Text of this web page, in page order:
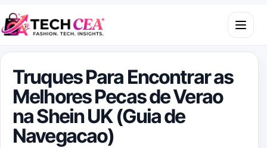
Skip to content
Open
Truques Para Encontrar as
Melhores Pecas de Verao
na Shein UK (Guia de
Navegacao)